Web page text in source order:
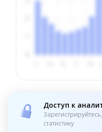
Доступ к
статистику